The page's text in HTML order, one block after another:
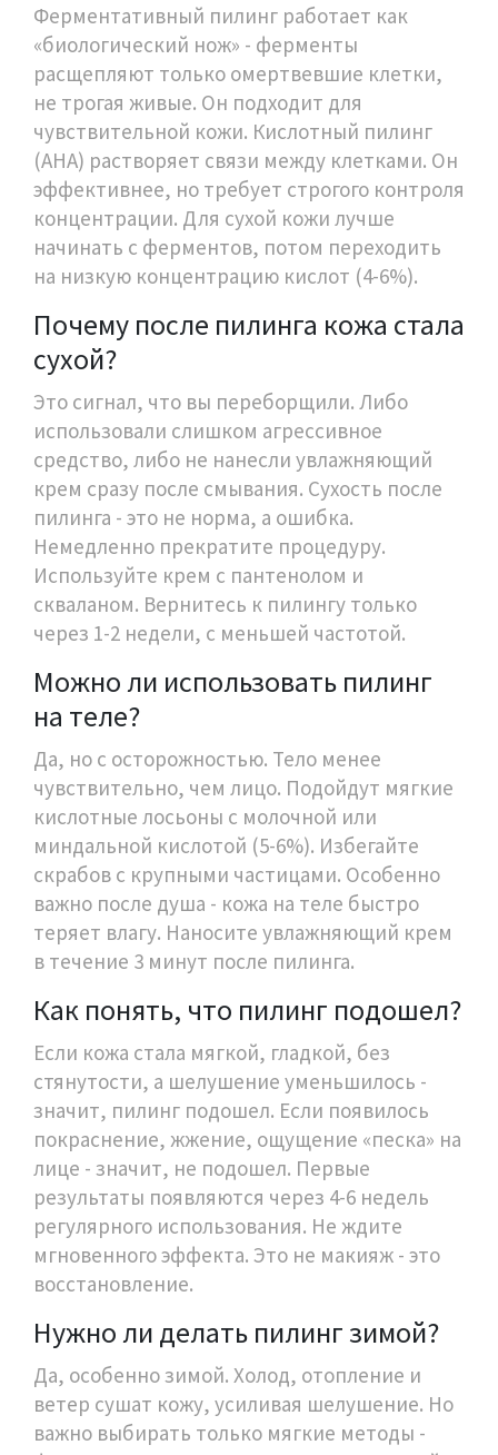
Ферментативный пилинг работает как
«биологический нож» - ферменты
расщепляют только омертвевшие клетки,
не трогая живые. Он подходит для
чувствительной кожи. Кислотный пилинг
(AHA) растворяет связи между клетками. Он
эффективнее, но требует строгого контроля
концентрации. Для сухой кожи лучше
начинать с ферментов, потом переходить
на низкую концентрацию кислот (4-6%).
Почему после пилинга кожа стала
сухой?
Это сигнал, что вы переборщили. Либо
использовали слишком агрессивное
средство, либо не нанесли увлажняющий
крем сразу после смывания. Сухость после
пилинга - это не норма, а ошибка.
Немедленно прекратите процедуру.
Используйте крем с пантенолом и
скваланом. Вернитесь к пилингу только
через 1-2 недели, с меньшей частотой.
Можно ли использовать пилинг
на теле?
Да, но с осторожностью. Тело менее
чувствительно, чем лицо. Подойдут мягкие
кислотные лосьоны с молочной или
миндальной кислотой (5-6%). Избегайте
скрабов с крупными частицами. Особенно
важно после душа - кожа на теле быстро
теряет влагу. Наносите увлажняющий крем
в течение 3 минут после пилинга.
Как понять, что пилинг подошел?
Если кожа стала мягкой, гладкой, без
стянутости, а шелушение уменьшилось -
значит, пилинг подошел. Если появилось
покраснение, жжение, ощущение «песка» на
лице - значит, не подошел. Первые
результаты появляются через 4-6 недель
регулярного использования. Не ждите
мгновенного эффекта. Это не макияж - это
восстановление.
Нужно ли делать пилинг зимой?
Да, особенно зимой. Холод, отопление и
ветер сушат кожу, усиливая шелушение. Но
важно выбирать только мягкие методы -